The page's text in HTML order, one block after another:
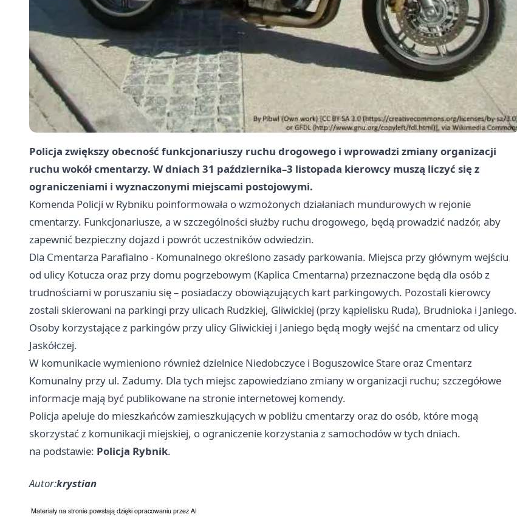
Policja zwiększy obecność funkcjonariuszy ruchu drogowego i wprowadzi zmiany organizacji
ruchu wokół cmentarzy. W dniach 31 października–3 listopada kierowcy muszą liczyć się z
ograniczeniami i wyznaczonymi miejscami postojowymi.
Komenda Policji w Rybniku poinformowała o wzmożonych działaniach mundurowych w rejonie
cmentarzy. Funkcjonariusze, a w szczególności służby ruchu drogowego, będą prowadzić nadzór, aby
zapewnić bezpieczny dojazd i powrót uczestników odwiedzin.
Dla Cmentarza Parafialno - Komunalnego określono zasady parkowania. Miejsca przy głównym wejściu
od ulicy Kotucza oraz przy domu pogrzebowym (Kaplica Cmentarna) przeznaczone będą dla osób z
trudnościami w poruszaniu się – posiadaczy obowiązujących kart parkingowych. Pozostali kierowcy
zostali skierowani na parkingi przy ulicach Rudzkiej, Gliwickiej (przy kąpielisku Ruda), Brudnioka i Janiego.
Osoby korzystające z parkingów przy ulicy Gliwickiej i Janiego będą mogły wejść na cmentarz od ulicy
Jaskółczej.
W komunikacie wymieniono również dzielnice Niedobczyce i Boguszowice Stare oraz Cmentarz
Komunalny przy ul. Zadumy. Dla tych miejsc zapowiedziano zmiany w organizacji ruchu; szczegółowe
informacje mają być publikowane na stronie internetowej komendy.
Policja apeluje do mieszkańców zamieszkujących w pobliżu cmentarzy oraz do osób, które mogą
skorzystać z komunikacji miejskiej, o ograniczenie korzystania z samochodów w tych dniach.
na podstawie: Policja Rybnik.
Autor:krystian